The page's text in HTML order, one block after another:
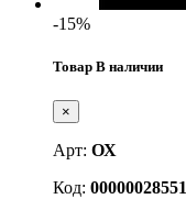
-15%
Товар В наличии
×
Арт: ОХ
Код: 00000028551